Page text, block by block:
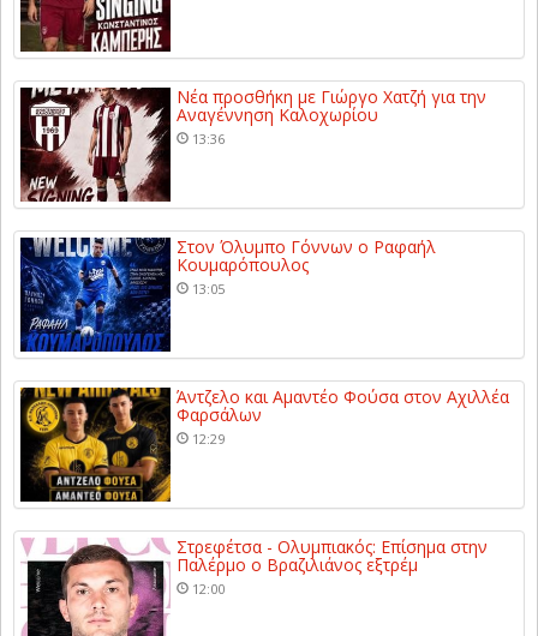
Νέα προσθήκη με Γιώργο Χατζή για την
Αναγέννηση Καλοχωρίου
13:36
Στον Όλυμπο Γόννων ο Ραφαήλ
Κουμαρόπουλος
13:05
Άντζελο και Αμαντέο Φούσα στον Αχιλλέα
Φαρσάλων
12:29
Στρεφέτσα - Ολυμπιακός: Επίσημα στην
Παλέρμο ο Βραζιλιάνος εξτρέμ
12:00